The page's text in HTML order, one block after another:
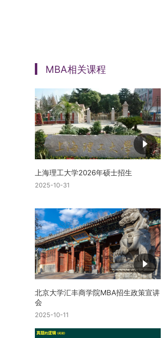
MBA相关课程
上海理工大学2026年硕士招生
2025-10-31
北京大学汇丰商学院MBA招生政策宣讲
会
2025-10-11